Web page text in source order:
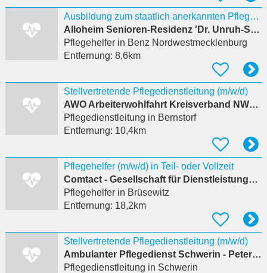
Ausbildung zum staatlich anerkannten Pflegeassistenten (m/w/d)
Alloheim Senioren-Residenz 'Dr. Unruh-Straße'
Pflegehelferin Benz Nordwestmecklenburg
Entfernung: 8,6km
Stellvertretende Pflegedienstleitung (m/w/d)
AWO Arbeiterwohlfahrt Kreisverband NWM e.V.
Pflegedienstleitung in Bernstorf
Entfernung: 10,4km
Pflegehelfer (m/w/d) in Teil- oder Vollzeit
Comtact - Gesellschaft für Dienstleistungen, Infrastruktur und Bauten m
Pflegehelferin Brüsewitz
Entfernung: 18,2km
Stellvertretende Pflegedienstleitung (m/w/d)
Ambulanter Pflegedienst Schwerin - Petermännchen
Pflegedienstleitung in Schwerin